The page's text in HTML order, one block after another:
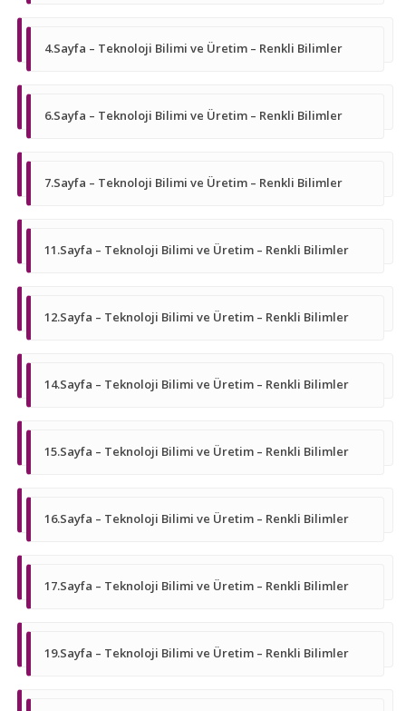
4.Sayfa – Teknoloji Bilimi ve Üretim – Renkli Bilimler
6.Sayfa – Teknoloji Bilimi ve Üretim – Renkli Bilimler
7.Sayfa – Teknoloji Bilimi ve Üretim – Renkli Bilimler
11.Sayfa – Teknoloji Bilimi ve Üretim – Renkli Bilimler
12.Sayfa – Teknoloji Bilimi ve Üretim – Renkli Bilimler
14.Sayfa – Teknoloji Bilimi ve Üretim – Renkli Bilimler
15.Sayfa – Teknoloji Bilimi ve Üretim – Renkli Bilimler
16.Sayfa – Teknoloji Bilimi ve Üretim – Renkli Bilimler
17.Sayfa – Teknoloji Bilimi ve Üretim – Renkli Bilimler
19.Sayfa – Teknoloji Bilimi ve Üretim – Renkli Bilimler